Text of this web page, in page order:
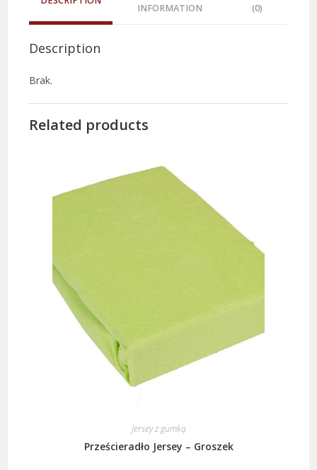
INFORMATION
(0)
Description
Brak.
Related products
Jersey z gumką
Prześcieradło Jersey – Groszek